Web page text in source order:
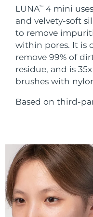
LUNATM 4 mini
and velvety-soft
to remove
within pores. It is
remove 99% of
residue, and is
brushes with
Based on third-
AllSerum
issa™
18% PAP
Kosmetyki
Kupuj
O NAS
Gibraltar
Grecja
SRA Hongkong
(Chiny)
Indonezja
Irlandia
Wyspa Man